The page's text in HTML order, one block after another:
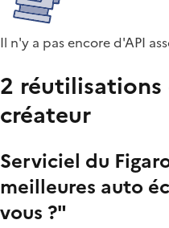
Il n'y a pas encore d'API
2 réutilisations
créateur
Serviciel du
meilleures auto
vous ?"